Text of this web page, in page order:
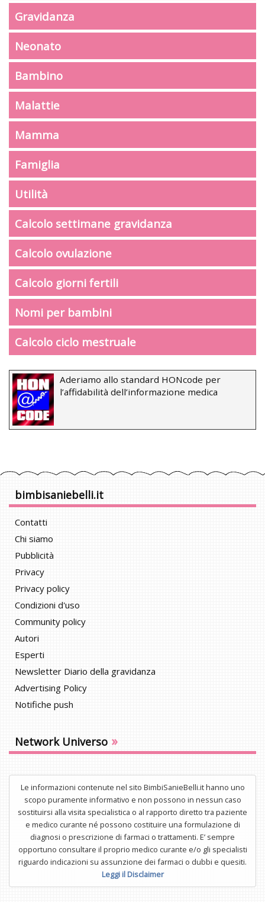
Gravidanza
Neonato
Bambino
Malattie
Mamma
Famiglia
Utilità
Calcolo settimane gravidanza
Calcolo ovulazione
Calcolo giorni fertili
Nomi per bambini
Calcolo ciclo mestruale
Aderiamo allo standard HONcode per
l’affidabilità dell’informazione medica
bimbisaniebelli.it
Contatti
Chi siamo
Pubblicità
Privacy
Privacy policy
Condizioni d'uso
Community policy
Autori
Esperti
Newsletter Diario della gravidanza
Advertising Policy
Notifiche push
Network Universo »
Le informazioni contenute nel sito BimbiSanieBelli.it hanno uno
scopo puramente informativo e non possono in nessun caso
sostituirsi alla visita specialistica o al rapporto diretto tra paziente
e medico curante né possono costituire una formulazione di
diagnosi o prescrizione di farmaci o trattamenti. E’ sempre
opportuno consultare il proprio medico curante e/o gli specialisti
riguardo indicazioni su assunzione dei farmaci o dubbi e quesiti.
Leggi il Disclaimer